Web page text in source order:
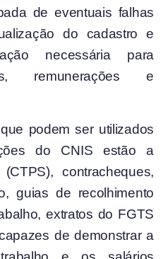
de eventuais falhas
do cadastro e
necessária para
remunerações e
podem ser utilizados
do CNIS estão a
contracheques,
guias de recolhimento
extratos do FGTS
de demonstrar a